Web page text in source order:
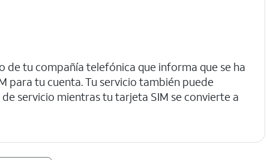
de tu compañía telefónica que informa que se ha
para tu cuenta. Tu servicio también puede
servicio mientras tu tarjeta SIM se convierte a